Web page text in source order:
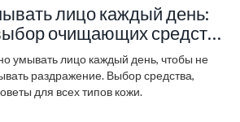
лицо каждый день:
очищающих средств
умывать лицо каждый день, чтобы не
раздражение. Выбор средства,
для всех типов кожи.